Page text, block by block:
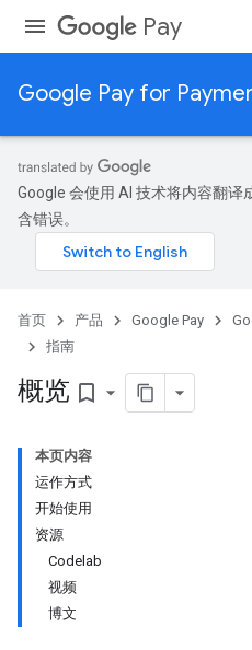
Pay
Google Pay for
Google 会使用 AI 技术将内容翻
含错误。
首页 产品 Google Pay
指南
概览 bookmark_border
本页内容
运作方式
开始使用
资源
Codelab
视频
博文